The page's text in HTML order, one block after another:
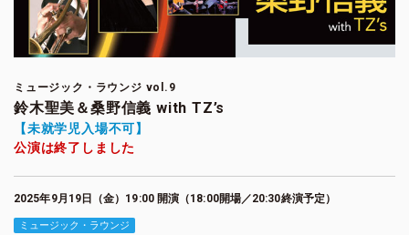
ミュージック・ラウンジ vol.9
鈴木聖美＆桑野信義 with TZ’s
【未就学児入場不可】
公演は終了しました
2025年9月19日（金）19:00 開演（18:00開場／20:30終演予定）
ミュージック・ラウンジ